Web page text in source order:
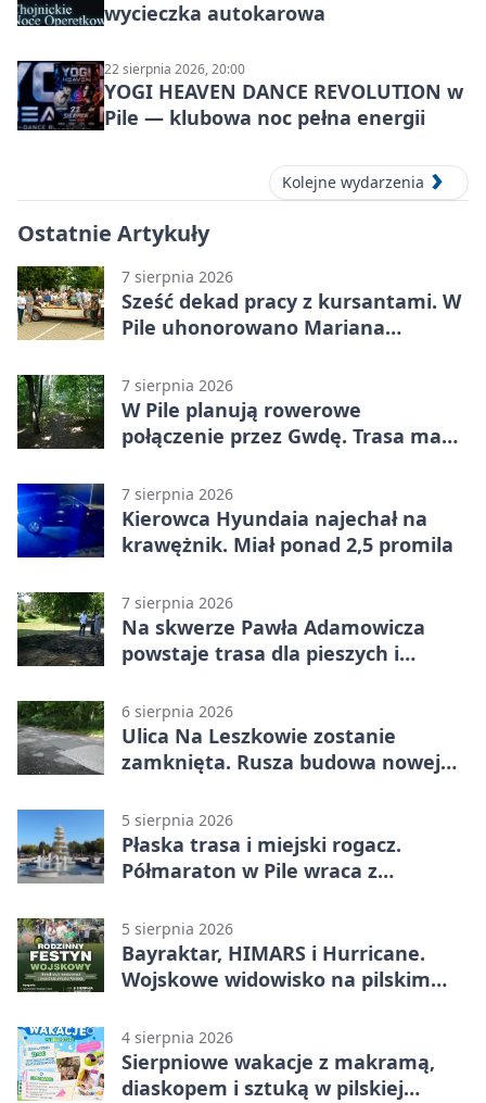
wycieczka autokarowa
22 sierpnia 2026, 20:00
YOGI HEAVEN DANCE REVOLUTION w
Pile — klubowa noc pełna energii
Kolejne wydarzenia
Ostatnie Artykuły
7 sierpnia 2026
Sześć dekad pracy z kursantami. W
Pile uhonorowano Mariana
7 sierpnia 2026
W Pile planują rowerowe
połączenie przez Gwdę. Trasa ma
7 sierpnia 2026
Kierowca Hyundaia najechał na
krawężnik. Miał ponad 2,5 promila
7 sierpnia 2026
Na skwerze Pawła Adamowicza
powstaje trasa dla pieszych i
6 sierpnia 2026
Ulica Na Leszkowie zostanie
zamknięta. Rusza budowa nowej
5 sierpnia 2026
Płaska trasa i miejski rogacz.
Półmaraton w Pile wraca z
5 sierpnia 2026
Bayraktar, HIMARS i Hurricane.
Wojskowe widowisko na pilskim
4 sierpnia 2026
Sierpniowe wakacje z makramą,
diaskopem i sztuką w pilskiej